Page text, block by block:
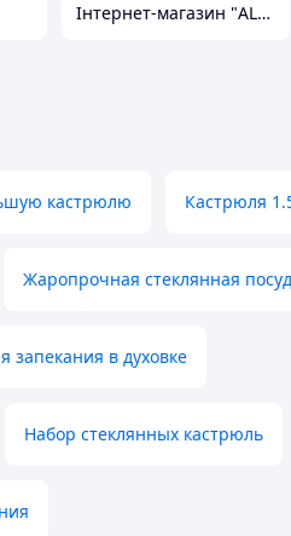
Інтернет-магазин "ALLENS.COM.UA"
кастрюлю Кастрюля
Жаропрочная стеклянная
запекания в духовке
Набор стеклянных кастрюль